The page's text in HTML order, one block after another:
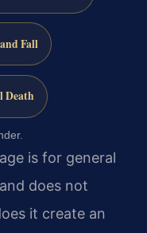
Fall
Death
is for general
does not
it create an